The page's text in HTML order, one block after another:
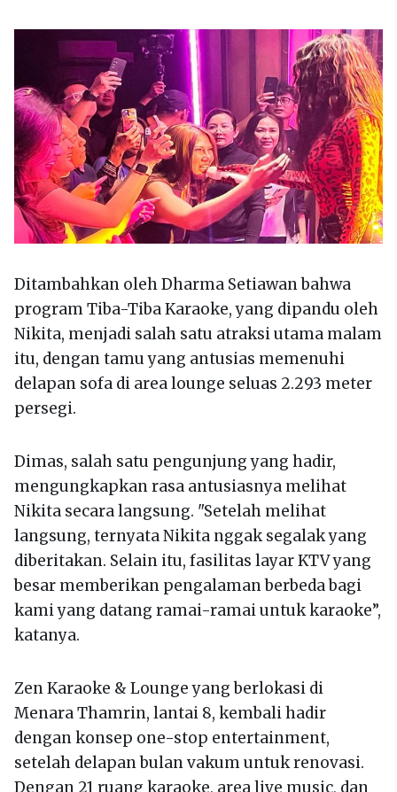
Ditambahkan oleh Dharma Setiawan bahwa
program Tiba-Tiba Karaoke, yang dipandu oleh
Nikita, menjadi salah satu atraksi utama malam
itu, dengan tamu yang antusias memenuhi
delapan sofa di area lounge seluas 2.293 meter
persegi.
Dimas, salah satu pengunjung yang hadir,
mengungkapkan rasa antusiasnya melihat
Nikita secara langsung. "Setelah melihat
langsung, ternyata Nikita nggak segalak yang
diberitakan. Selain itu, fasilitas layar KTV yang
besar memberikan pengalaman berbeda bagi
kami yang datang ramai-ramai untuk karaoke”,
katanya.
Zen Karaoke & Lounge yang berlokasi di
Menara Thamrin, lantai 8, kembali hadir
dengan konsep one-stop entertainment,
setelah delapan bulan vakum untuk renovasi.
Dengan 21 ruang karaoke, area live music, dan